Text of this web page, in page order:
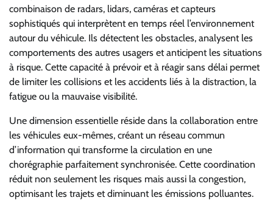
combinaison de radars, lidars, caméras et capteurs
sophistiqués qui interprètent en temps réel l’environnement
autour du véhicule. Ils détectent les obstacles, analysent les
comportements des autres usagers et anticipent les situations
à risque. Cette capacité à prévoir et à réagir sans délai permet
de limiter les collisions et les accidents liés à la distraction, la
fatigue ou la mauvaise visibilité.
Une dimension essentielle réside dans la collaboration entre
les véhicules eux-mêmes, créant un réseau commun
d’information qui transforme la circulation en une
chorégraphie parfaitement synchronisée. Cette coordination
réduit non seulement les risques mais aussi la congestion,
optimisant les trajets et diminuant les émissions polluantes.